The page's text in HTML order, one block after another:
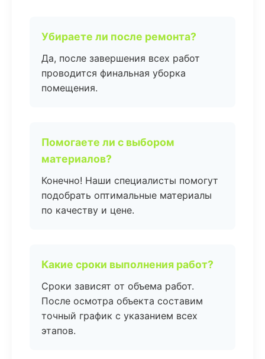
Убираете ли после ремонта?
Да, после завершения всех работ
проводится финальная уборка
помещения.
Помогаете ли с выбором
материалов?
Конечно! Наши специалисты помогут
подобрать оптимальные материалы
по качеству и цене.
Какие сроки выполнения работ?
Сроки зависят от объема работ.
После осмотра объекта составим
точный график с указанием всех
этапов.